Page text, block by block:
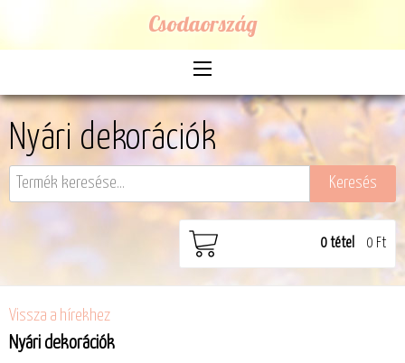
Csodaország
Nyári dekorációk
0tétel 0 Ft
Vissza a hírekhez
Nyári dekorációk